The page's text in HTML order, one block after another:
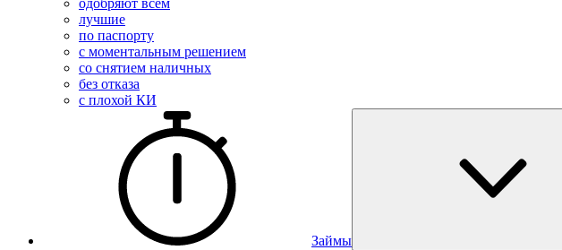
одобряют всем
лучшие
по паспорту
с моментальным решением
со снятием наличных
без отказа
с плохой КИ
Займы